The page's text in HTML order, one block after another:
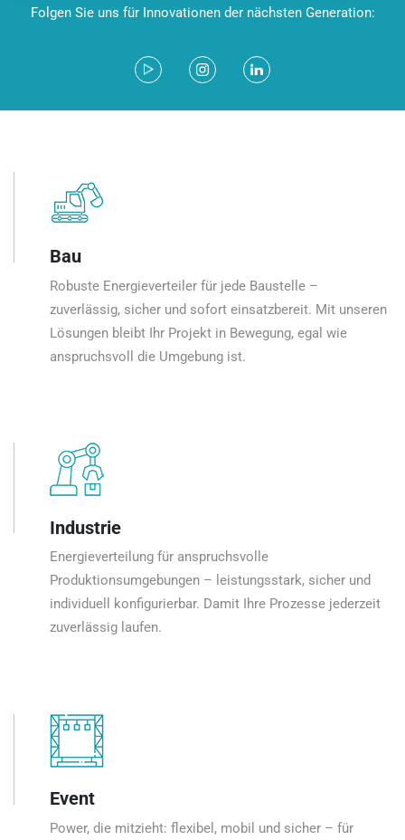
Folgen Sie uns für Innovationen der nächsten Generation:
Bau
Robuste Energieverteiler für jede Baustelle –
zuverlässig, sicher und sofort einsatzbereit. Mit unseren
Lösungen bleibt Ihr Projekt in Bewegung, egal wie
anspruchsvoll die Umgebung ist.
Industrie
Energieverteilung für anspruchsvolle
Produktionsumgebungen – leistungsstark, sicher und
individuell konfigurierbar. Damit Ihre Prozesse jederzeit
zuverlässig laufen.
Event
Power, die mitzieht: flexibel, mobil und sicher – für